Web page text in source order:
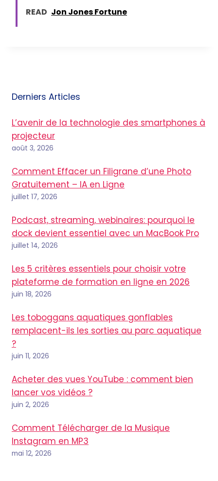
READ Jon Jones Fortune
Derniers Articles
L’avenir de la technologie des smartphones à
projecteur
août 3, 2026
Comment Effacer un Filigrane d’une Photo
Gratuitement – IA en Ligne
juillet 17, 2026
Podcast, streaming, webinaires: pourquoi le
dock devient essentiel avec un MacBook Pro
juillet 14, 2026
Les 5 critères essentiels pour choisir votre
plateforme de formation en ligne en 2026
juin 18, 2026
Les toboggans aquatiques gonflables
remplacent-ils les sorties au parc aquatique
?
juin 11, 2026
Acheter des vues YouTube : comment bien
lancer vos vidéos ?
juin 2, 2026
Comment Télécharger de la Musique
Instagram en MP3
mai 12, 2026